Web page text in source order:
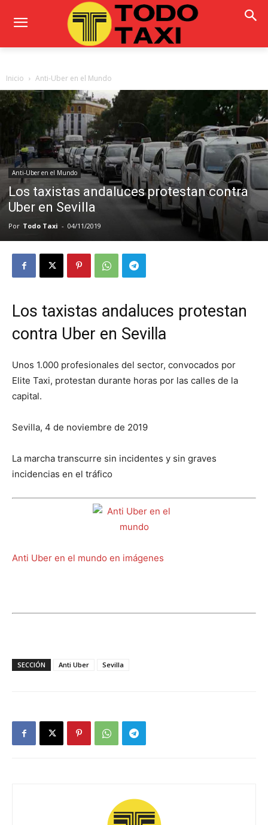
Inicio Anti-Uber en el Mundo
Anti-Uber en el Mundo
Los taxistas andaluces protestan contra
Uber en Sevilla
Por Todo Taxi - 04/11/2019
Los taxistas andaluces protestan
contra Uber en Sevilla
Unos 1.000 profesionales del sector, convocados por
Elite Taxi, protestan durante horas por las calles de la
capital.
Sevilla, 4 de noviembre de 2019
La marcha transcurre sin incidentes y sin graves
incidencias en el tráfico
Anti Uber en el mundo en imágenes
SECCIÓN Anti Uber Sevilla